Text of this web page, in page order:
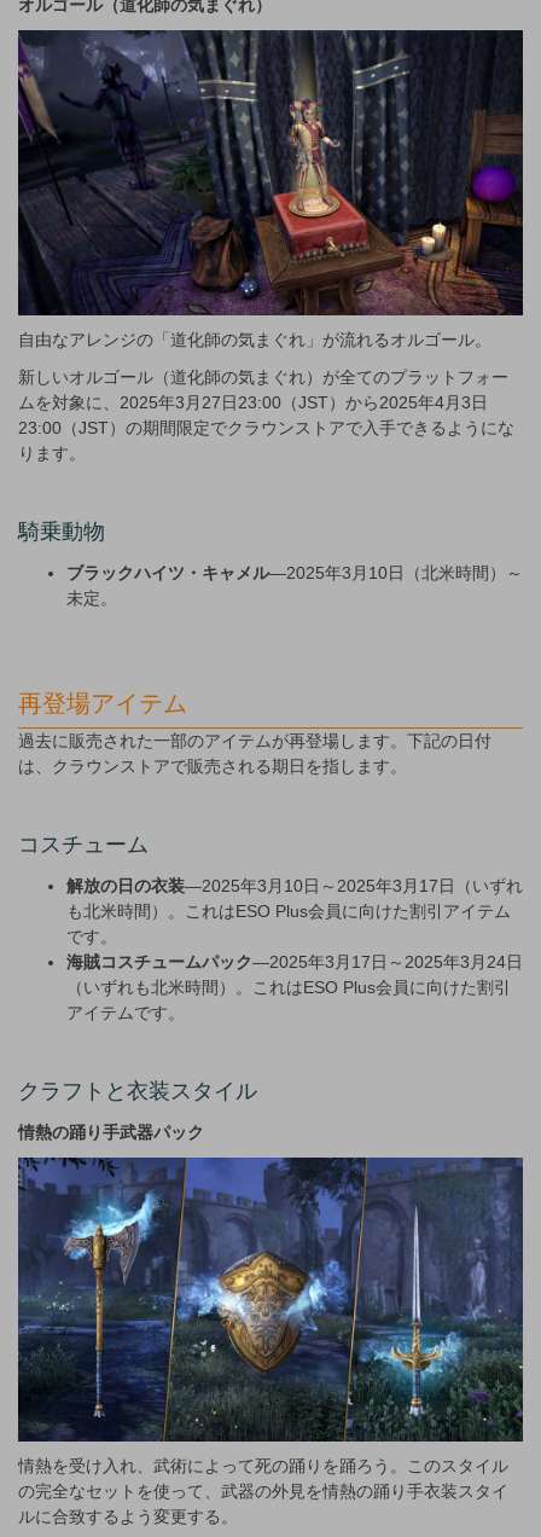
オルゴール（道化師の気まぐれ）
自由なアレンジの「道化師の気まぐれ」が流れるオルゴール。
新しいオルゴール（道化師の気まぐれ）が全てのプラットフォー
ムを対象に、2025年3月27日23:00（JST）から2025年4月3日
23:00（JST）の期間限定でクラウンストアで入手できるようにな
ります。
騎乗動物
ブラックハイツ・キャメル—2025年3月10日（北米時間）～
未定。
再登場アイテム
過去に販売された一部のアイテムが再登場します。下記の日付
は、クラウンストアで販売される期日を指します。
コスチューム
解放の日の衣装—2025年3月10日～2025年3月17日（いずれ
も北米時間）。これはESO Plus会員に向けた割引アイテム
です。
海賊コスチュームパック—2025年3月17日～2025年3月24日
（いずれも北米時間）。これはESO Plus会員に向けた割引
アイテムです。
クラフトと衣装スタイル
情熱の踊り手武器パック
情熱を受け入れ、武術によって死の踊りを踊ろう。このスタイル
の完全なセットを使って、武器の外見を情熱の踊り手衣装スタイ
ルに合致するよう変更する。